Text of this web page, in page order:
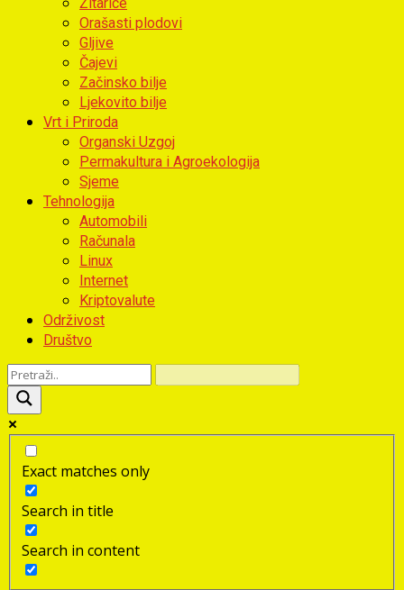
Orašasti plodovi
Gljive
Čajevi
Začinsko bilje
Ljekovito bilje
Vrt i Priroda
Organski Uzgoj
Permakultura i Agroekologija
Sjeme
Tehnologija
Automobili
Računala
Linux
Internet
Kriptovalute
Održivost
Društvo
Exact matches only
Search in title
Search in content